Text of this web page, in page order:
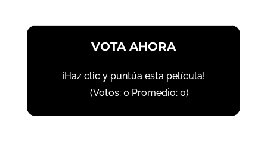
VOTA AHORA
¡Haz clic y puntúa esta película!
(Votos: 0 Promedio: 0)